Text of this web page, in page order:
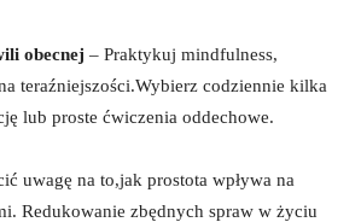
obecnej – Praktykuj mindfulness,
teraźniejszości.Wybierz codziennie kilka
lub proste ćwiczenia oddechowe.
uwagę ⁢na to,jak prostota wpływa na
Redukowanie zbędnych ‍spraw w życiu